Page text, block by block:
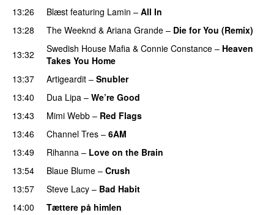
13:26 Blæst featuring Lamin – All In
13:28
The Weeknd & Ariana Grande – Die for You (Remix)
13:32
Swedish House Mafia & Connie Constance – Heaven
Takes You Home
13:37
Artigeardit – Snubler
13:40 Dua Lipa – We’re Good
13:43
Mimi Webb – Red Flags
13:46
Channel Tres – 6AM
13:49 Rihanna – Love on the Brain
13:54
Blaue Blume – Crush
13:57 Steve Lacy – Bad Habit
14:00
Tættere på himlen